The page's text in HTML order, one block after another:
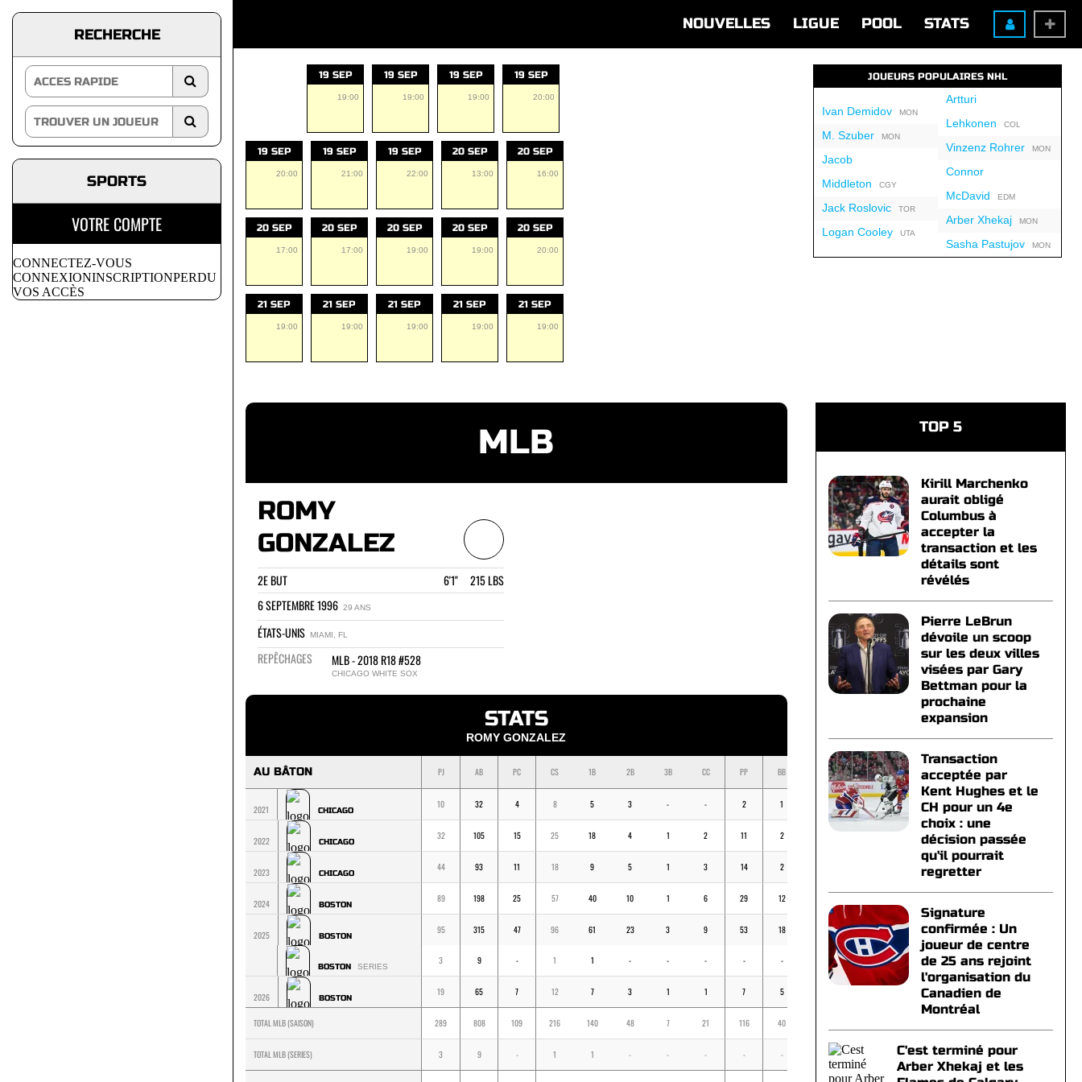
NOUVELLES LIGUE POOL STATS
RECHERCHE
SPORTS
VOTRE COMPTE
CONNECTEZ-VOUS
CONNEXIONINSCRIPTIONPERDU
VOS ACCÈS
19 SEP
19:00
19 SEP
19:00
19 SEP
19:00
19 SEP
20:00
19 SEP
20:00
19 SEP
21:00
19 SEP
22:00
20 SEP
13:00
20 SEP
16:00
20 SEP
17:00
20 SEP
17:00
20 SEP
19:00
20 SEP
19:00
20 SEP
20:00
21 SEP
19:00
21 SEP
19:00
21 SEP
19:00
21 SEP
19:00
21 SEP
19:00
JOUEURS POPULAIRES NHL
Ivan DemidovMON
M. SzuberMON
Jacob
Middleton CGY
Jack RoslovicTOR
Logan CooleyUTA
Artturi
Lehkonen COL
Vinzenz RohrerMON
Connor
McDavid EDM
Arber XhekajMON
Sasha PastujovMON
MLB
ROMY
GONZALEZ
2E BUT
6'1" 215 LBS
6 SEPTEMBRE 1996 29 ANS
ÉTATS-UNIS MIAMI, FL
REPÊCHAGES MLB - 2018 R18 #528
CHICAGO WHITE SOX
STATS
ROMY GONZALEZ
AU BÂTON PJ AB PC CS 1B 2B 3B CC PP BB BV MOY
2021 CHICAGO
10 32 4 8 5 3 - - 2 1 - .250
2022 CHICAGO
32 105 15 25 18 4 1 2 11 2 - .238
2023 CHICAGO
44 93 11 18 9 5 1 3 14 2
2024 BOSTON
89 198 25 57 40 10 1 6 29 12
2025 BOSTON
95 315 47 96 61 23 3 9 53 18 6 .305
BOSTON SERIES
3 9 - 1 1 - - - - - - .111
2026 BOSTON
19 65 7 12 7 3 1 1 7 5
TOTAL MLB (SAISON) 289 808 109 216 140 48 7 21 116 40
TOTAL MLB (SERIES) 3 9 - 1 1 - - - - - - .111
TOP 5
Kirill Marchenko
aurait obligé
Columbus à
accepter la
transaction et les
détails sont
révélés
Pierre LeBrun
dévoile un scoop
sur les deux villes
visées par Gary
Bettman pour la
prochaine
expansion
Transaction
acceptée par
Kent Hughes et le
CH pour un 4e
choix : une
décision passée
qu'il pourrait
regretter
Signature
confirmée : Un
joueur de centre
de 25 ans rejoint
l'organisation du
Canadien de
Montréal
C'est terminé pour
Arber Xhekaj et les